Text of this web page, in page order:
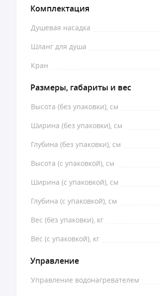
Комплектация
Душевая насадка
Шланг для душа
Кран
Размеры, габариты и вес
Высота (без упаковки), см
Ширина (без упаковки), см
Глубина (без упаковки), см
Высота (с упаковкой), см
Ширина (с упаковкой), см
Глубина (с упаковкой), см
Вес (без упаковки), кг
Вес (с упаковкой), кг
Управление
Управление водонагревателем